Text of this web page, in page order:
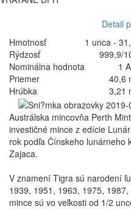
Detail
Hmotnosť
1 unca -
Rýdzosť
999,9/
Nominálna hodnota
1
Priemer
40,6
Hrúbka
3,21
Austrálska mincovňa Perth
investičné mince z edície
rok podľa Čínskeho lunárneho
Zajaca.
V znamení Tigra sú narodení
1939, 1951, 1963, 1975,
mince sú vo veľkosti od 1/2